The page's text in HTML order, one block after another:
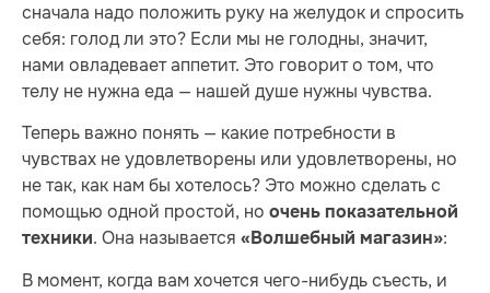
сначала надо положить руку на желудок и спросить
себя: голод ли это? Если мы не голодны, значит,
нами овладевает аппетит. Это говорит о том, что
телу не нужна еда — нашей душе нужны чувства.
Теперь важно понять — какие потребности в
чувствах не удовлетворены или удовлетворены, но
не так, как нам бы хотелось? Это можно сделать с
помощью одной простой, но очень показательной
техники. Она называется «Волшебный магазин»:
В момент, когда вам хочется чего-нибудь съесть, и